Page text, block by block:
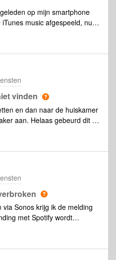
op mijn smartphone
music afgespeeld, nu
te doen, sonos
mappen toevoegen
door te bladeren naar
maar krijg steeds de melding
reden : kan de
niet toevoegen aan
de muziekbibliotheek (1002) wat kan ik doen
vinden
en dan naar de huiskamer
aan. Helaas gebeurd dit nu
op onze speaker. Wat
Sonos krijg ik de melding
met Spotify wordt
maar het blijft. Wat kan ik